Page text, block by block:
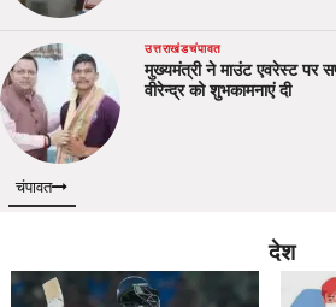
उत्तराखंडचंपावत
मुख्यमंत्री ने माउंट एवरेस्ट पर
वीरेन्द्र को शुभकामनाएं दी
चंपावत
देश